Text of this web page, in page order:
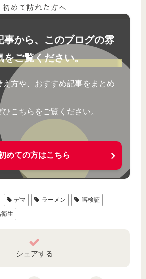
初めて訪れた方へ
事から、このブログの雰
をご覧ください。
え方や、おすすめ記事をまとめ
こちらをご覧ください。
めての方はこちら
デマ ラーメン
噂検証
衛生
シェアする